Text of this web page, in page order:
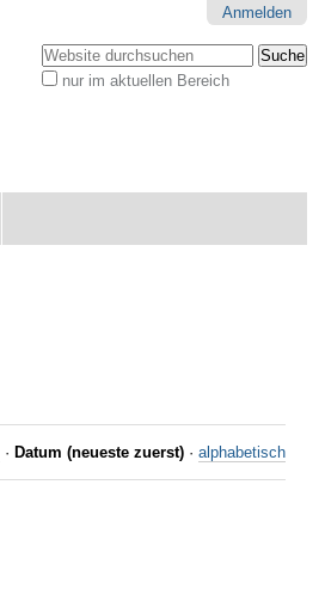
Anmelden
Website durchsuchen
nur im aktuellen Bereich
· Datum (neueste zuerst) · alphabetisch